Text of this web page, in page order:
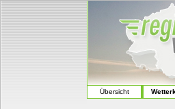
Übersicht